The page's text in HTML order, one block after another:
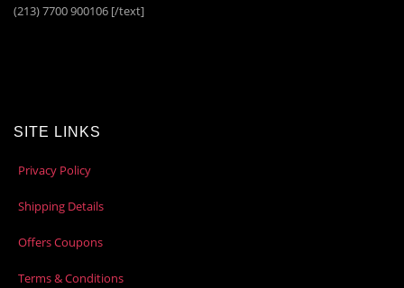
(213) 7700 900106 [/text]
SITE LINKS
Privacy Policy
Shipping Details
Offers Coupons
Terms & Conditions